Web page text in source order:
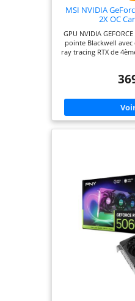
MSI NVIDIA
2X OC
GPU NVIDIA
pointe Blackwell avec
ray tracing RTX de
DLSS 4.0. LE STYLE
usine de la RTX 5060
choix idéal pour les
recherche d'une
qualité-prix optimal.
5.0 combine des
(mode 0 RPM). Une
thermiques
DESIGN SPARTIATE
ajourée renforce le
imprimé amélioré
électriques de
EFFICACE - Carte 2
long, 493g.
(16 broches, 145W).
2.1b et 1 x